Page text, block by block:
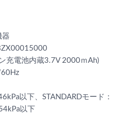
器
充電池内蔵3.7V 2000ｍAh)
以下、STANDARDモード：
以下